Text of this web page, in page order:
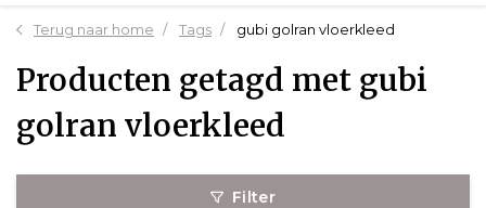
Terug naar home Tags gubi golran vloerkleed
Producten getagd met gubi
golran vloerkleed
Filter